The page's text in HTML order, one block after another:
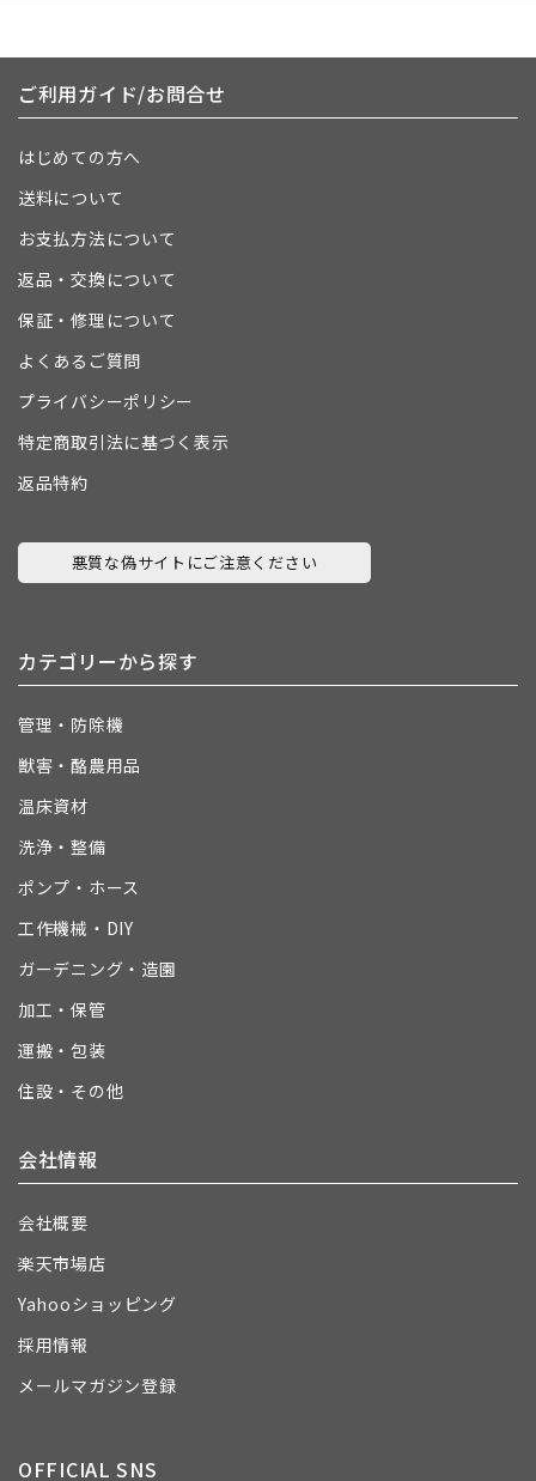
ご利用ガイド/お問合せ
はじめての方へ
送料について
お支払方法について
返品・交換について
保証・修理について
よくあるご質問
プライバシーポリシー
特定商取引法に基づく表示
返品特約
悪質な偽サイトにご注意ください
カテゴリーから探す
管理・防除機
獣害・酪農用品
温床資材
洗浄・整備
ポンプ・ホース
工作機械・DIY
ガーデニング・造園
加工・保管
運搬・包装
住設・その他
会社情報
会社概要
楽天市場店
Yahooショッピング
採用情報
メールマガジン登録
OFFICIAL SNS